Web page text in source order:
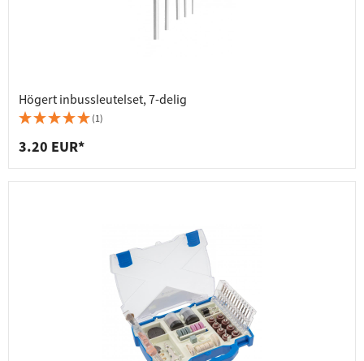
Högert inbussleutelset, 7-delig
(1)
3.20 EUR*